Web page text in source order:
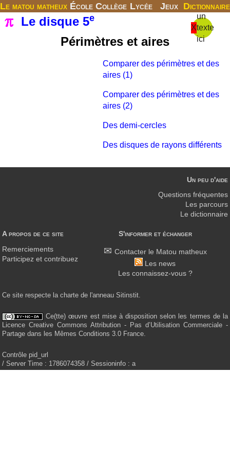
Le matou matheux École Collège Lycée Jeux Dictionnaire
X
un
texte
ici
Le disque 5e
Périmètres et aires
Comparer des périmètres et des
aires (1)
Comparer des périmètres et des
aires (2)
Des demi-cercles
Des disques de rayons différents
A propos de ce site
Remerciements
Participez et contribuez
S'informer et échanger
Contacter le Matou matheux
Les news
Les connaissez-vous ?
Un peu d'aide
Questions fréquentes
Les parcours
Le dictionnaire
Ce site respecte la charte de l'anneau Sitinstit.
Ce(tte) œuvre est mise à disposition selon les termes de la
Licence Creative Commons Attribution - Pas d’Utilisation Commerciale -
Partage dans les Mêmes Conditions 3.0 France.
Contrôle pid_url
/ Server Time : 1786074358 / Sessioninfo : a